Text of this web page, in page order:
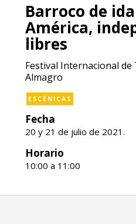
Barroco de
América,
libres
Festival Internacional de
Almagro
ESCÉNICAS
Fecha
20 y 21 de julio de 2021.
Horario
10:00 a 11:00